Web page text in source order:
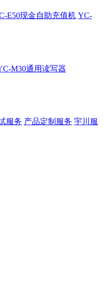
E50现金自助充值机 YC-
M30通用读写器
服务 产品定制服务 宇川服